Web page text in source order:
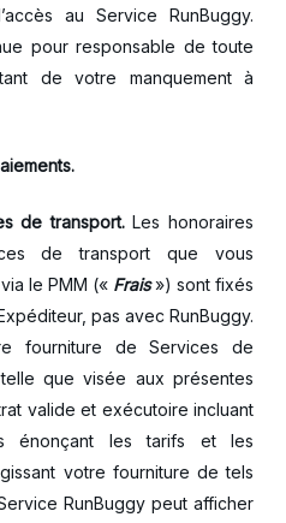
au Service RunBuggy.
pour responsable de toute
de votre manquement à
transport.Les honoraires
de transport que vous
le PMM (« Frais») sont fixés
pas avec RunBuggy.
fourniture de Services de
que visée aux présentes
valide et exécutoire incluant
énonçant les tarifs et les
votre fourniture de tels
RunBuggy peut afficher